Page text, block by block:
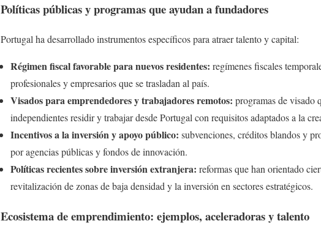
Políticas públicas y programas que ayudan a fundadores
Portugal ha desarrollado instrumentos específicos para atraer talento y capital:
Régimen fiscal favorable para nuevos residentes: regímenes fiscales
profesionales y empresarios que se trasladan al país.
Visados para emprendedores y trabajadores remotos: programas de visado
independientes residir y trabajar desde Portugal con requisitos adaptados a la
Incentivos a la inversión y apoyo público: subvenciones, créditos blandos y
por agencias públicas y fondos de innovación.
Políticas recientes sobre inversión extranjera: reformas que han orientado
revitalización de zonas de baja densidad y la inversión en sectores estratégicos.
Ecosistema de emprendimiento: ejemplos, aceleradoras y talento